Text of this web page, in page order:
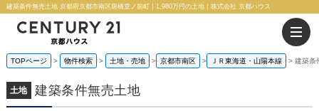
建築条件無売土地 京都府京都市南区唐橋堂ノ前町｜1,980万円の土地｜株式会社 京都ハウス
TOPページ 物件検索 土地・売地 京都市南区 ＪＲ東海道・山陽本線 建築条
土地 建築条件無売土地